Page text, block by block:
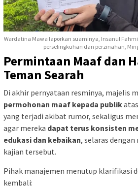
Wardatina Mawa laporkan suaminya, Insanul
perselingkuhan dan perzinahan,
Permintaan Maaf dan
Teman Searah
Di akhir pernyataan resminya, majelis
permohonan maaf kepada publik
yang terjadi akibat rumor, sekaligus
agar mereka dapat terus konsisten
edukasi dan kebaikan, selaras
kajian tersebut.
Pihak manajemen menutup klarifikasi
kembali: